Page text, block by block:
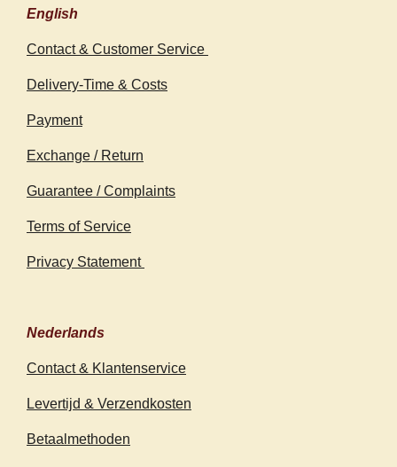
English
Contact & Customer Service
Delivery-Time & Costs
Payment
Exchange / Return
Guarantee / Complaints
Terms of Service
Privacy Statement
Nederlands
Contact & Klantenservice
Levertijd & Verzendkosten
Betaalmethoden